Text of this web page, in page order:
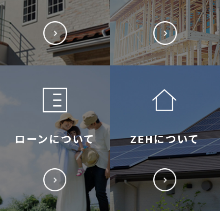
ローンについて ZEHについて